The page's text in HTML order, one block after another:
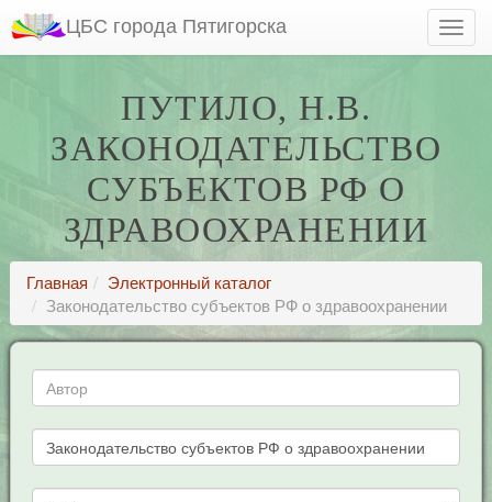
ЦБС города Пятигорска
ПУТИЛО, Н.В.
ЗАКОНОДАТЕЛЬСТВО
СУБЪЕКТОВ РФ О
ЗДРАВООХРАНЕНИИ
Главная
Электронный каталог
Законодательство субъектов РФ о здравоохранении